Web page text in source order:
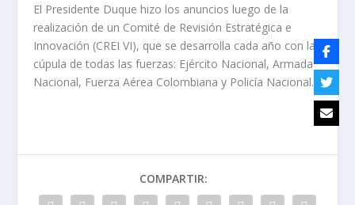
El Presidente Duque hizo los anuncios luego de la
realización de un Comité de Revisión Estratégica e
Innovación (CREI VI), que se desarrolla cada año con la
cúpula de todas las fuerzas: Ejército Nacional, Armada
Nacional, Fuerza Aérea Colombiana y Policía Nacional.
COMPARTIR: